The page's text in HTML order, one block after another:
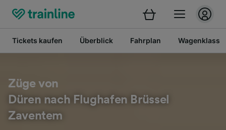
Tickets kaufen Überblick Fahrplan
Züge von
Düren nach Flughafen Brüssel
Zaventem